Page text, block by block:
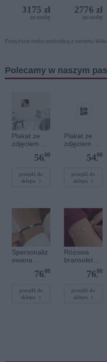
3175 zł
za osobę
2776 zł
za osobę
Powyższe treści pochodzą z serwisu
Polecamy w naszym
Plakat ze
zdjęciem 30
56,
00
przejdź do
sklepu
Plakat ze
zdjęciem 20
54,
00
przejdź do
sklepu
Spersonaliz
owana
bransoletka
sznurkowa -
Srebrne
serce
76,
00
przejdź do
sklepu
Różowa
bransoletka
dla dzieci -
owana -
Srebrne
76,
00
przejdź do
sklepu